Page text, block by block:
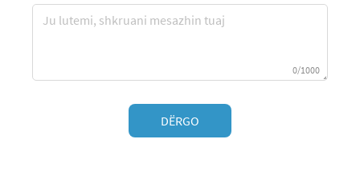
0/1000
DËRGO